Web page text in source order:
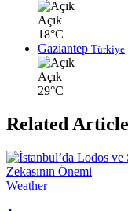
Açık
18°C
Gaziantep Türkiye
Açık
29°C
Related
Weather